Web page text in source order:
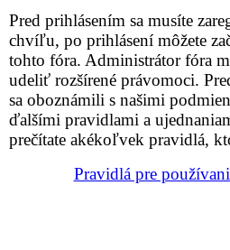
Pred prihlásením sa musíte
chvíľu, po prihlásení môžete
tohto fóra. Administrátor fóra
udeliť rozšírené právomoci.
sa oboznámili s našimi
ďalšími pravidlami a
prečítate akékoľvek pravidlá,
Pravidlá pre